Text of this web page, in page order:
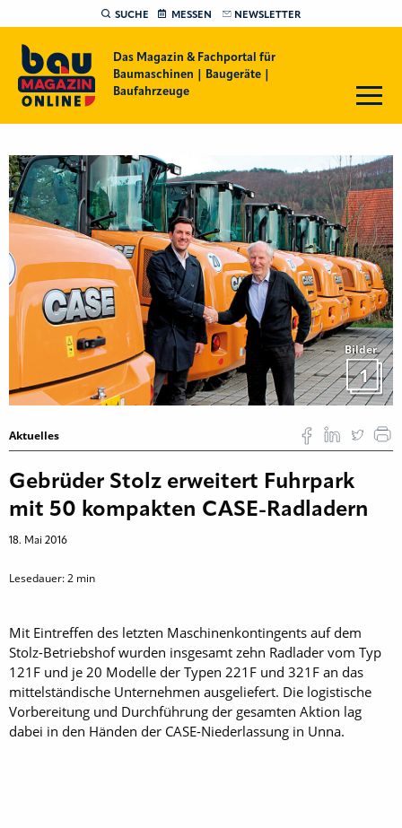
SUCHE MESSEN NEWSLETTER
Das Magazin & Fachportal für
Baumaschinen | Baugeräte |
Baufahrzeuge
Bilder
1
Aktuelles
Gebrüder Stolz erweitert Fuhrpark
mit 50 kompakten CASE-Radladern
18. Mai 2016
Lesedauer:2 min
Mit Eintreffen des letzten Maschinenkontingents auf dem
Stolz-Betriebshof wurden insgesamt zehn Radlader vom Typ
121F und je 20 Modelle der Typen 221F und 321F an das
mittelständische Unternehmen ausgeliefert. Die logistische
Vorbereitung und Durchführung der gesamten Aktion lag
dabei in den Händen der CASE-Niederlassung in Unna.